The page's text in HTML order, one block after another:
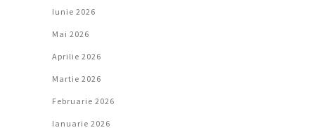
Iunie 2026
Mai 2026
Aprilie 2026
Martie 2026
Februarie 2026
Ianuarie 2026